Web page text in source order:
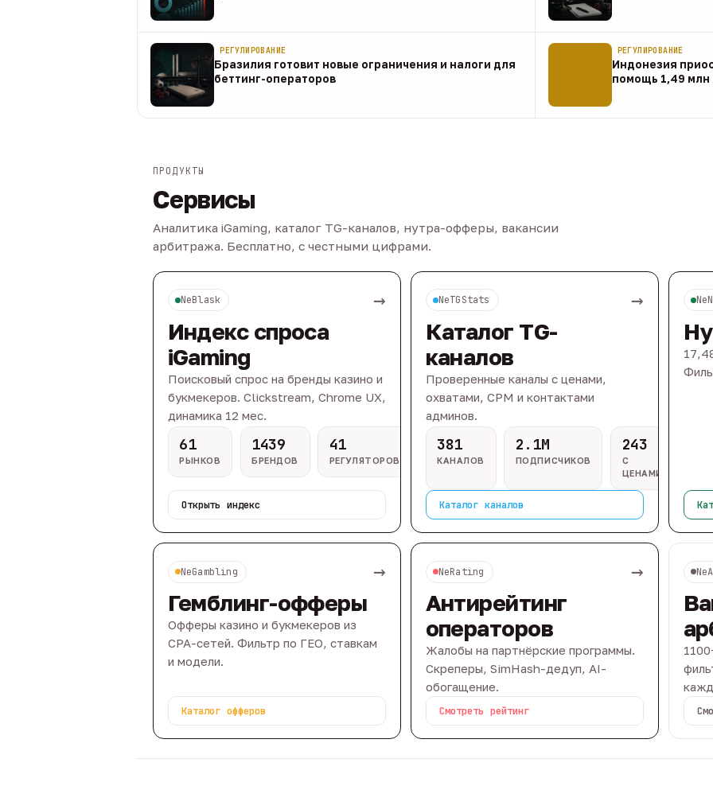
07 авг
РЕГУЛИРОВАНИЕ
Бразилия готовит новые ограничения и налоги для
беттинг-операторов
РЕГУЛИРОВАНИЕ
Индонезия
помощь 1,49 млн
07 авг
ПРОДУКТЫ
Сервисы
Аналитика iGaming, каталог TG-каналов, нутра-офферы, вакансии
арбитража. Бесплатно, с честными цифрами.
NeBlask →
Индекс спроса
iGaming
Поисковый спрос на бренды казино и
букмекеров. Clickstream, Chrome UX,
динамика 12 мес.
61
РЫНКОВ
1439
БРЕНДОВ
41
РЕГУЛЯТОРОВ
Открыть индекс
NeTGStats →
Каталог TG-
каналов
Проверенные каналы с ценами,
охватами, CPM и контактами
админов.
381
КАНАЛОВ
2.1M
ПОДПИСЧИКОВ
243
С
ЦЕНАМИ
Каталог каналов
NeGambling →
Гемблинг-офферы
Офферы казино и букмекеров из
CPA-сетей. Фильтр по ГЕО, ставкам
и модели.
Каталог офферов
NeRating →
Антирейтинг
операторов
Жалобы на партнёрские программы.
Скреперы, SimHash-дедуп, AI-
обогащение.
Смотреть рейтинг